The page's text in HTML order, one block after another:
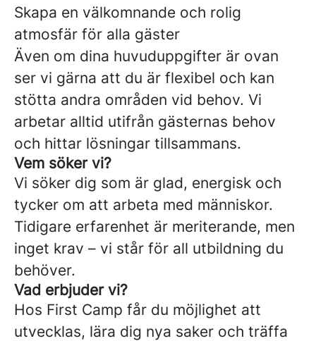
Skapa en välkomnande och rolig
atmosfär för alla gäster
Även om dina huvuduppgifter är ovan
ser vi gärna att du är flexibel och kan
stötta andra områden vid behov. Vi
arbetar alltid utifrån gästernas behov
och hittar lösningar tillsammans.
Vem söker vi?
Vi söker dig som är glad, energisk och
tycker om att arbeta med människor.
Tidigare erfarenhet är meriterande, men
inget krav – vi står för all utbildning du
behöver.
Vad erbjuder vi?
Hos First Camp får du möjlighet att
utvecklas, lära dig nya saker och träffa